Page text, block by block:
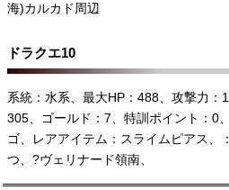
海)カルカド周辺
ドラクエ10
系統：水系、最大HP：488、攻撃力：
305、ゴールド：7、特訓ポイント：0
ゴ、レアアイテム：スライムピアス、
つ、?ヴェリナード領南、